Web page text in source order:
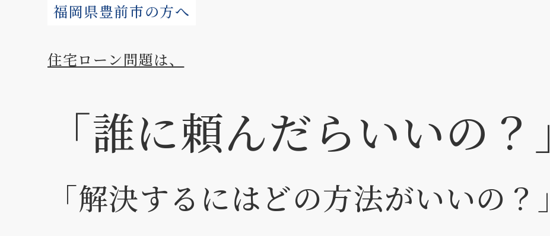
福岡県豊前市の方へ
住宅ローン問題は、
「誰に頼んだらいいの？」
「解決するにはどの方法がいいの？」